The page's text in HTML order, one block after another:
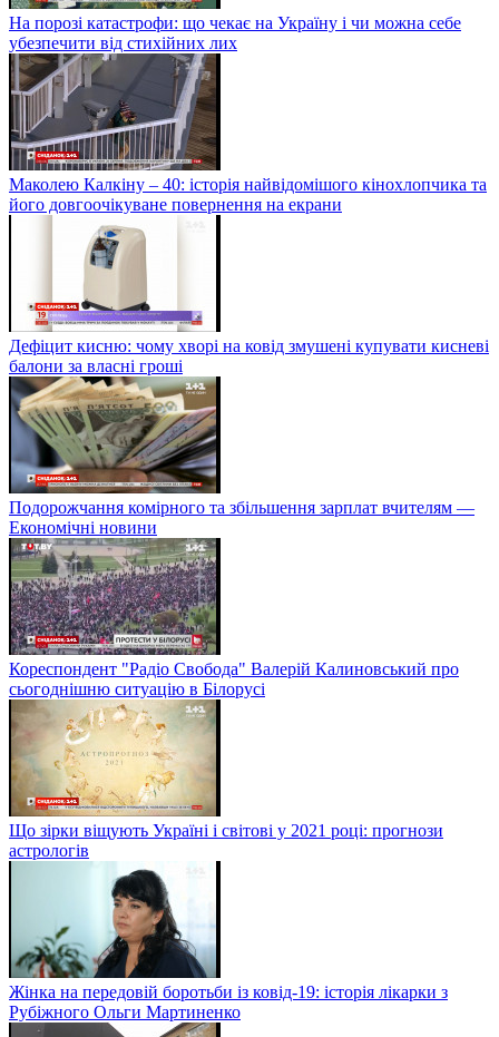
На порозі катастрофи: що чекає на Україну і чи можна себе
убезпечити від стихійних лих
Маколею Калкіну – 40: історія найвідомішого кінохлопчика та
його довгоочікуване повернення на екрани
Дефіцит кисню: чому хворі на ковід змушені купувати кисневі
балони за власні гроші
Подорожчання комірного та збільшення зарплат вчителям —
Економічні новини
Кореспондент "Радіо Свобода" Валерій Калиновський про
сьогоднішню ситуацію в Білорусі
Що зірки віщують Україні і світові у 2021 році: прогнози
астрологів
Жінка на передовій боротьби із ковід-19: історія лікарки з
Рубіжного Ольги Мартиненко